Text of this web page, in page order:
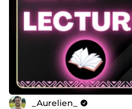
_Aurelien_